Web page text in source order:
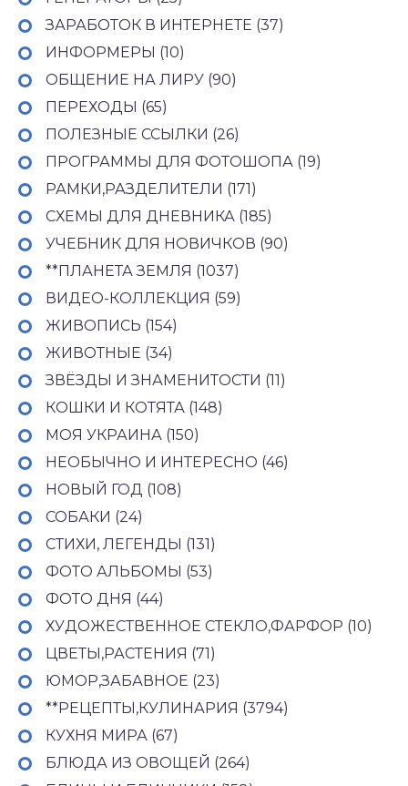
ЗАРАБОТОК В ИНТЕРНЕТЕ (37)
ИНФОРМЕРЫ (10)
ОБЩЕНИЕ НА ЛИРУ (90)
ПЕРЕХОДЫ (65)
ПОЛЕЗНЫЕ ССЫЛКИ (26)
ПРОГРАММЫ ДЛЯ ФОТОШОПА (19)
РАМКИ,РАЗДЕЛИТЕЛИ (171)
СХЕМЫ ДЛЯ ДНЕВНИКА (185)
УЧЕБНИК ДЛЯ НОВИЧКОВ (90)
**ПЛАНЕТА ЗЕМЛЯ (1037)
ВИДЕО-КОЛЛЕКЦИЯ (59)
ЖИВОПИСЬ (154)
ЖИВОТНЫЕ (34)
ЗВЁЗДЫ И ЗНАМЕНИТОСТИ (11)
КОШКИ И КОТЯТА (148)
МОЯ УКРАИНА (150)
НЕОБЫЧНО И ИНТЕРЕСНО (46)
НОВЫЙ ГОД (108)
СОБАКИ (24)
СТИХИ, ЛЕГЕНДЫ (131)
ФОТО АЛЬБОМЫ (53)
ФОТО ДНЯ (44)
ХУДОЖЕСТВЕННОЕ СТЕКЛО,ФАРФОР (10)
ЦВЕТЫ,РАСТЕНИЯ (71)
ЮМОР,ЗАБАВНОЕ (23)
**РЕЦЕПТЫ,КУЛИНАРИЯ (3794)
КУХНЯ МИРА (67)
БЛЮДА ИЗ ОВОЩЕЙ (264)